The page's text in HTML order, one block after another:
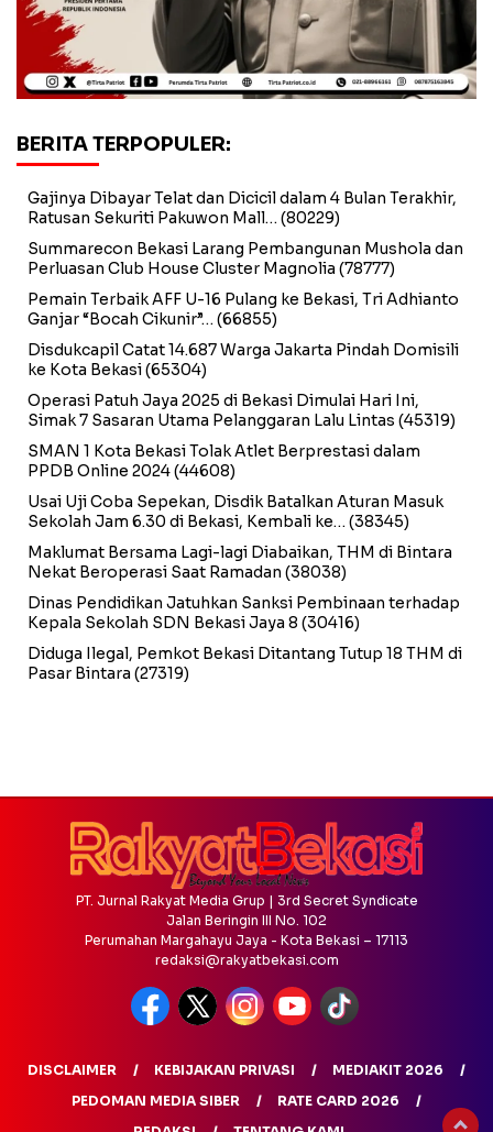
BERITA TERPOPULER:
Gajinya Dibayar Telat dan Dicicil dalam 4 Bulan Terakhir,
Ratusan Sekuriti Pakuwon Mall… (80229)
Summarecon Bekasi Larang Pembangunan Mushola dan
Perluasan Club House Cluster Magnolia (78777)
Pemain Terbaik AFF U-16 Pulang ke Bekasi, Tri Adhianto
Ganjar “Bocah Cikunir”… (66855)
Disdukcapil Catat 14.687 Warga Jakarta Pindah Domisili
ke Kota Bekasi(65304)
Operasi Patuh Jaya 2025 di Bekasi Dimulai Hari Ini,
Simak 7 Sasaran Utama Pelanggaran Lalu Lintas (45319)
SMAN 1 Kota Bekasi Tolak Atlet Berprestasi dalam
PPDB Online 2024(44608)
Usai Uji Coba Sepekan, Disdik Batalkan Aturan Masuk
Sekolah Jam 6.30 di Bekasi, Kembali ke… (38345)
Maklumat Bersama Lagi-lagi Diabaikan, THM di Bintara
Nekat Beroperasi Saat Ramadan (38038)
Dinas Pendidikan Jatuhkan Sanksi Pembinaan terhadap
Kepala Sekolah SDN Bekasi Jaya 8 (30416)
Diduga Ilegal, Pemkot Bekasi Ditantang Tutup 18 THM di
Pasar Bintara (27319)
PT. Jurnal Rakyat Media Grup | 3rd Secret Syndicate
Jalan Beringin III No. 102
Perumahan Margahayu Jaya - Kota Bekasi – 17113
redaksi@rakyatbekasi.com
DISCLAIMER KEBIJAKAN PRIVASI
MEDIAKIT 2026
PEDOMAN MEDIA SIBER
RATE CARD 2026